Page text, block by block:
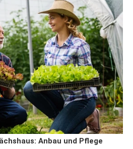
Anbau und Pflege